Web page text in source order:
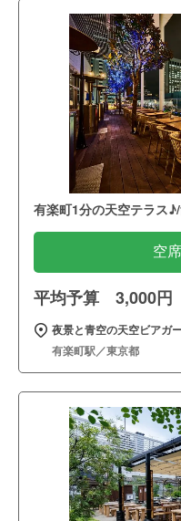
有楽町1分の天空テラス
空
平均予算 3,000円
夜景と青空の天空ビアガ
有楽町駅／東京都